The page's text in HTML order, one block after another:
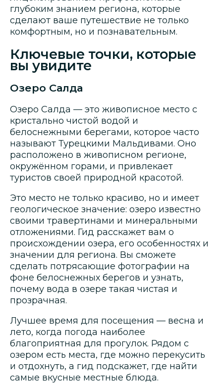
глубоким знанием региона, которые
сделают ваше путешествие не только
комфортным, но и познавательным.
Ключевые точки, которые
вы увидите
Озеро Салда
Озеро Салда — это живописное место с
кристально чистой водой и
белоснежными берегами, которое часто
называют Турецкими Мальдивами. Оно
расположено в живописном регионе,
окружённом горами, и привлекает
туристов своей природной красотой.
Это место не только красиво, но и имеет
геологическое значение: озеро известно
своими травертинами и минеральными
отложениями. Гид расскажет вам о
происхождении озера, его особенностях и
значении для региона. Вы сможете
сделать потрясающие фотографии на
фоне белоснежных берегов и узнать,
почему вода в озере такая чистая и
прозрачная.
Лучшее время для посещения — весна и
лето, когда погода наиболее
благоприятная для прогулок. Рядом с
озером есть места, где можно перекусить
и отдохнуть, а гид подскажет, где найти
самые вкусные местные блюда.